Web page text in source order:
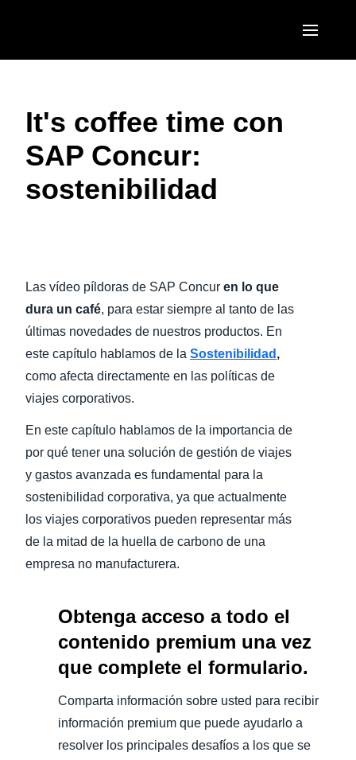
United States (English)
Canada (Français)
EUROPE
United Kingdom (English)
France (Français)
Nederlands (English)
Denmark (English)
España (Español)
ASIA PACIFIC
Singapore (English)
It's coffee time con
SAP Concur:
sostenibilidad
Las vídeo píldoras de SAP Concur en lo que
dura un café, para estar siempre al tanto de las
últimas novedades de nuestros productos. En
este capítulo hablamos de la Sostenibilidad ,
como afecta directamente en las políticas de
viajes corporativos.
En este capítulo hablamos de la importancia de
por qué tener una solución de gestión de viajes
y gastos avanzada es fundamental para la
sostenibilidad corporativa, ya que actualmente
los viajes corporativos pueden representar más
de la mitad de la huella de carbono de una
empresa no manufacturera.
Obtenga acceso a todo el
contenido premium una vez
que complete el formulario.
Comparta información sobre usted para recibir
información premium que puede ayudarlo a
resolver los principales desafíos a los que se